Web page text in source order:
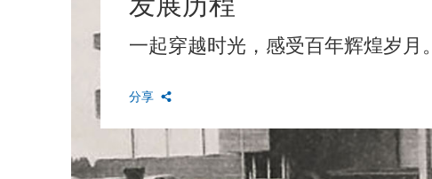
一起穿越时光，感受百年辉煌岁月。
分享